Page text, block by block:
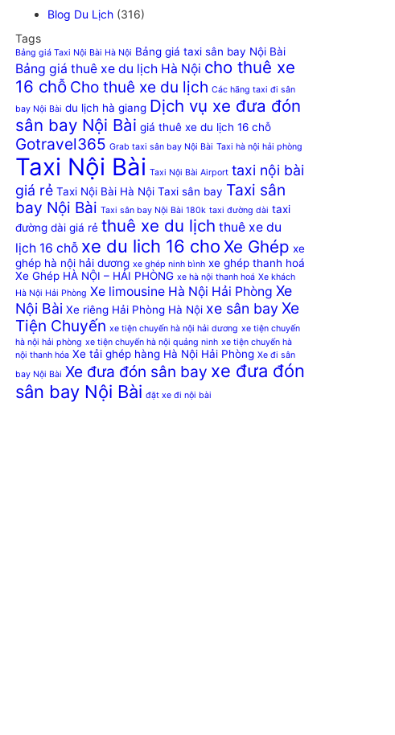
Blog Du Lịch(316)
Tags
Bảng giá Taxi Nội Bài Hà Nội Bảng giá taxi sân bay Nội Bài
Bảng giá thuê xe du lịch Hà Nội cho thuê xe
16 chỗ Cho thuê xe du lịch Các hãng taxi đi sân
bay Nội Bài du lịch hà giang Dịch vụ xe đưa đón
sân bay Nội Bài giá thuê xe du lịch 16 chỗ
Gotravel365 Grab taxi sân bay Nội Bài Taxi hà nội hải phòng
Taxi Nội Bài Taxi Nội Bài Airport taxi nội bài
giá rẻ Taxi Nội Bài Hà Nội Taxi sân bay Taxi sân
bay Nội Bài Taxi sân bay Nội Bài 180k taxi đường dài taxi
đường dài giá rẻ thuê xe du lịch thuê xe du
lịch 16 chỗ xe du lich 16 cho Xe Ghép xe
ghép hà nội hải dương xe ghép ninh bình xe ghép thanh hoá
Xe Ghép HÀ NỘI – HẢI PHÒNG xe hà nội thanh hoá Xe khách
Hà Nội Hải Phòng Xe limousine Hà Nội Hải Phòng Xe
Nội Bài Xe riêng Hải Phòng Hà Nội xe sân bay Xe
Tiện Chuyến xe tiện chuyến hà nội hải dương xe tiện chuyến
hà nội hải phòng xe tiện chuyến hà nội quảng ninh xe tiện chuyến hà
nội thanh hóa Xe tải ghép hàng Hà Nội Hải Phòng Xe đi sân
bay Nội Bài Xe đưa đón sân bay xe đưa đón
sân bay Nội Bài đặt xe đi nội bài